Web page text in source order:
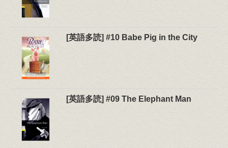
[英語多読] #10 Babe Pig in the City
[英語多読] #09 The Elephant Man